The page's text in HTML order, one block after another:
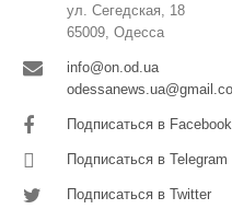
ул. Сегедская, 18
65009, Одесса
info@on.od.ua
Подписаться в Facebook
Подписаться в Telegram
Подписаться в Twitter